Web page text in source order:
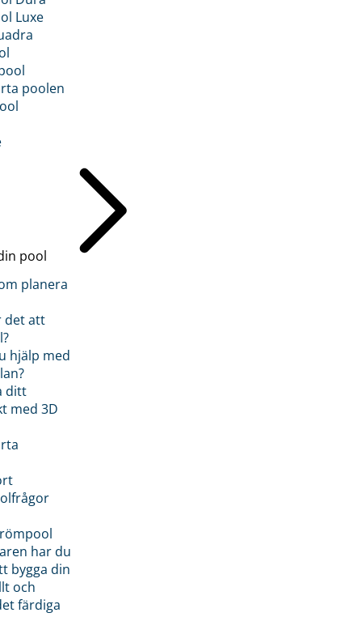
Luxe
poolen
pool
planera
det att
hjälp med
ditt
med 3D
har du
bygga din
och
färdiga